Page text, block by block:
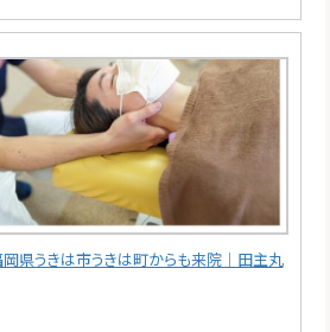
県うきは市うきは町からも来院｜田主丸